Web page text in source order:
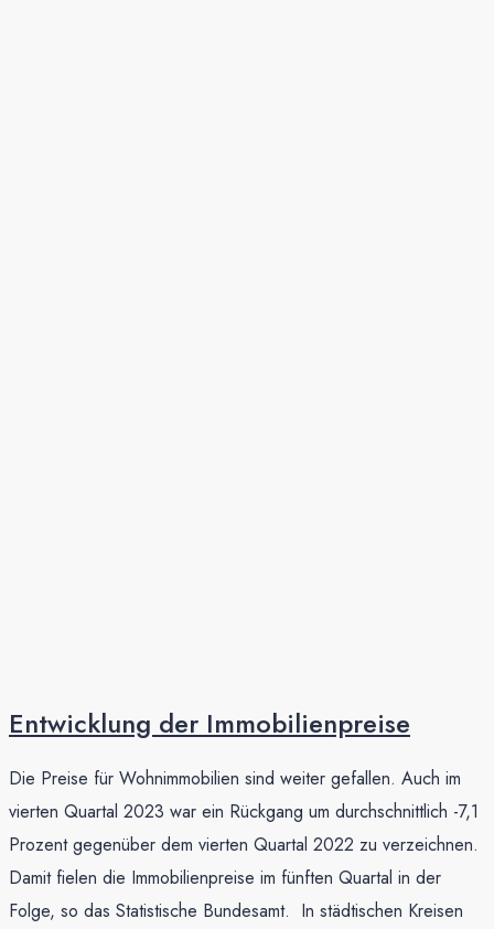
Entwick­lung der Immobilien­preise
Die Preise für Wohnimmobilien sind weiter gefallen. Auch im
vierten Quartal 2023 war ein Rückgang um durchschnittlich -7,1
Prozent gegenüber dem vierten Quartal 2022 zu verzeichnen.
Damit fielen die Immobilienpreise im fünften Quartal in der
Folge, so das Statistische Bundesamt. In städtischen Kreisen